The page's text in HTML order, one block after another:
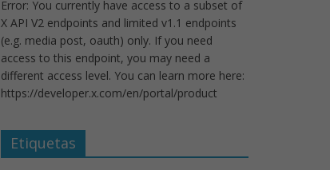
Error: You currently have access to a subset of
X API V2 endpoints and limited v1.1 endpoints
(e.g. media post, oauth) only. If you need
access to this endpoint, you may need a
different access level. You can learn more here:
https://developer.x.com/en/portal/product
Etiquetas